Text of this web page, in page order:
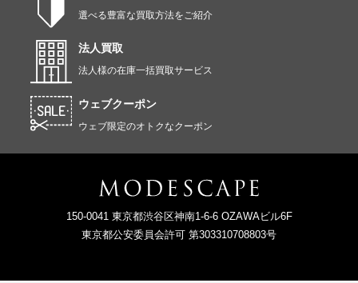
選べる豊富な買取方法をご紹介
法人買取
法人様の在庫一括買取サービス
ウェブクーポン
ウェブ限定のオトクなクーポン
150-0041 東京都渋谷区神南1-6-6 OZAWAビル6F
東京都公安委員会許可 第303310708803号